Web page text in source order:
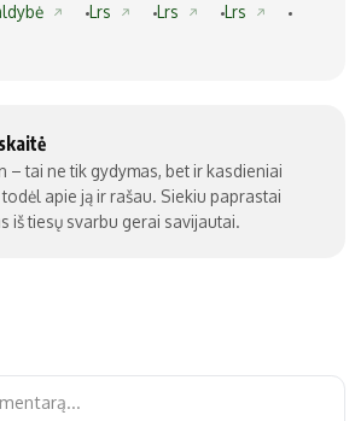
Lrs Lrs
Lrs
– tai ne tik gydymas, bet ir kasdieniai
apie ją ir rašau. Siekiu paprastai
iš tiesų svarbu gerai savijautai.